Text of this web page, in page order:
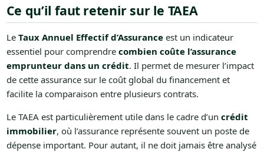
Ce qu’il faut retenir sur le TAEA
Le Taux Annuel Effectif d’Assuranceest un indicateur
essentiel pour comprendre combien coûte l’assurance
emprunteur dans un crédit. Il permet de mesurer l’impact
de cette assurance sur le coût global du financement et
facilite la comparaison entre plusieurs contrats.
Le TAEA est particulièrement utile dans le cadre d’un crédit
immobilier, où l’assurance représente souvent un poste de
dépense important. Pour autant, il ne doit jamais être analysé